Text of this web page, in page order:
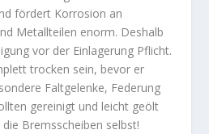
fördert Korrosion an
Metallteilen enorm. Deshalb
vor der Einlagerung Pflicht.
trocken sein, bevor er
Faltgelenke, Federung
gereinigt und leicht geölt
Bremsscheiben selbst!